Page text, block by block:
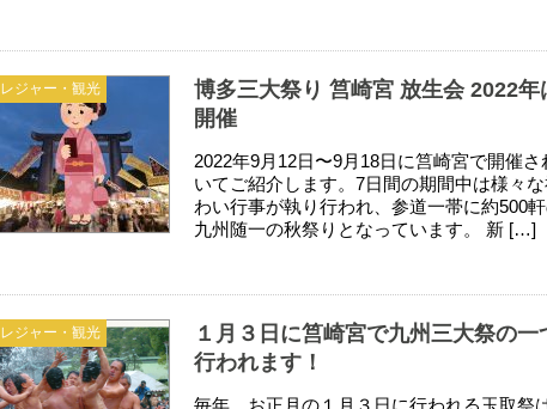
レジャー・観光
博多三大祭り 筥崎宮 放生会 2022年
開催
2022年9月12日〜9月18日に筥崎宮で開催
いてご紹介します。7日間の期間中は様々
わい行事が執り行われ、参道一帯に約500軒
九州随一の秋祭りとなっています。 新 […]
レジャー・観光
１月３日に筥崎宮で九州三大祭の
行われます！
毎年、お正月の１月３日に行われる玉取祭